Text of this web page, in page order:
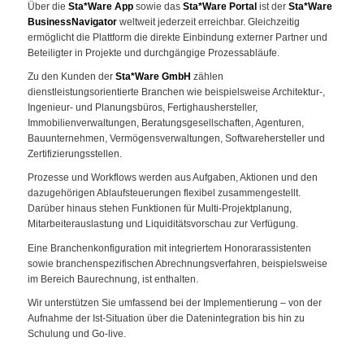
Über die Sta*Ware Appsowie das Sta*Ware Portal ist der Sta*Ware
BusinessNavigatorweltweit jederzeit erreichbar. Gleichzeitig
ermöglicht die Plattform die direkte Einbindung externer Partner und
Beteiligter in Projekte und durchgängige Prozessabläufe.
Zu den Kunden der Sta*Ware GmbH zählen
dienstleistungsorientierte Branchen wie beispielsweise Architektur-,
Ingenieur- und Planungsbüros, Fertighaushersteller,
Immobilienverwaltungen, Beratungsgesellschaften, Agenturen,
Bauunternehmen, Vermögensverwaltungen, Softwarehersteller und
Zertifizierungsstellen.
Prozesse und Workflows werden aus Aufgaben, Aktionen und den
dazugehörigen Ablaufsteuerungen flexibel zusammengestellt.
Darüber hinaus stehen Funktionen für Multi-Projektplanung,
Mitarbeiterauslastung und Liquiditätsvorschau zur Verfügung.
Eine Branchenkonfiguration mit integriertem Honorarassistenten
sowie branchenspezifischen Abrechnungsverfahren, beispielsweise
im Bereich Baurechnung, ist enthalten.
Wir unterstützen Sie umfassend bei der Implementierung – von der
Aufnahme der Ist-Situation über die Datenintegration bis hin zu
Schulung und Go-live.